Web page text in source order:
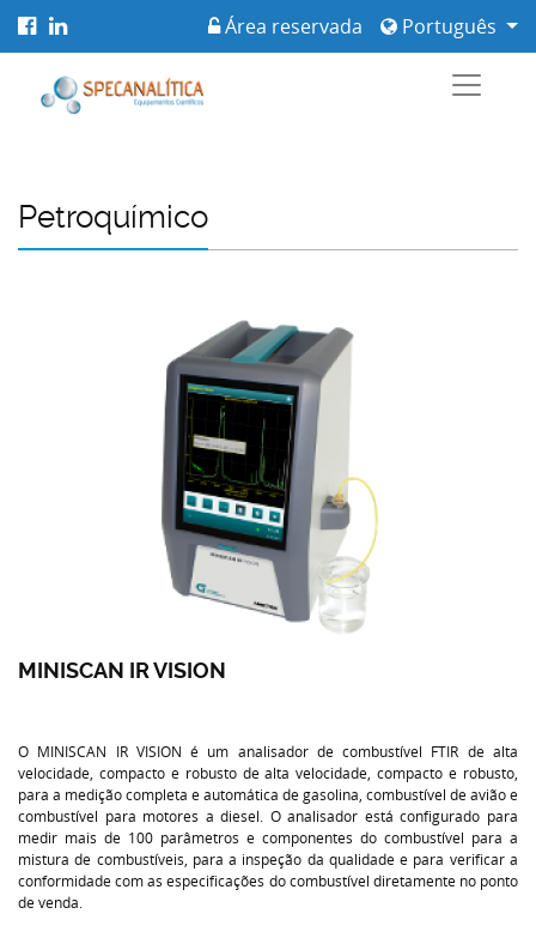
Português
Área reservada
Petroquímico
MINISCAN IR VISION
O MINISCAN IR VISION é um analisador de combustível FTIR de alta
velocidade, compacto e robusto de alta velocidade, compacto e robusto,
para a medição completa e automática de gasolina, combustível de avião e
combustível para motores a diesel. O analisador está configurado para
medir mais de 100 parâmetros e componentes do combustível para a
mistura de combustíveis, para a inspeção da qualidade e para verificar a
conformidade com as especificações do combustível diretamente no ponto
de venda.